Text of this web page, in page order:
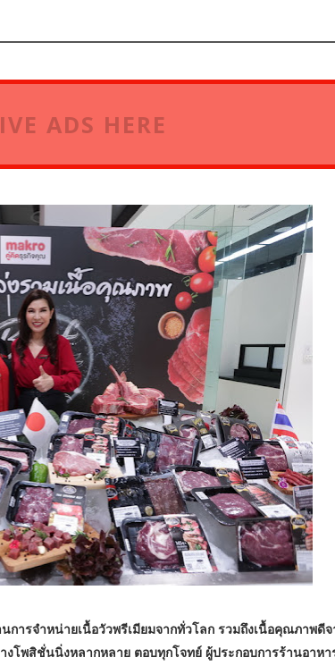
ADS HERE
รจำหน่ายเนื้อวัวพรีเมียมจากทั่วโลก รวมถึงเนื้อคุณภาพดีจ
งโพสิชั่นนิ่งหลากหลาย ตอบทุกโจทย์ ผู้ประกอบการร้านอาห